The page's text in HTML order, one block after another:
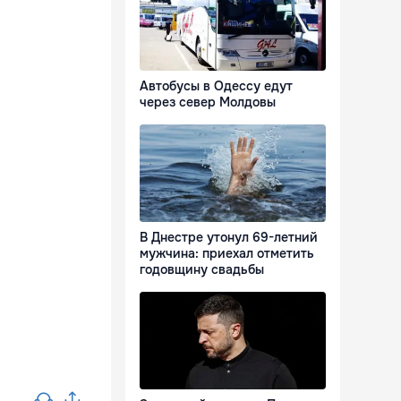
Автобусы в Одессу едут
через север Молдовы
В Днестре утонул 69-летний
мужчина: приехал отметить
годовщину свадьбы